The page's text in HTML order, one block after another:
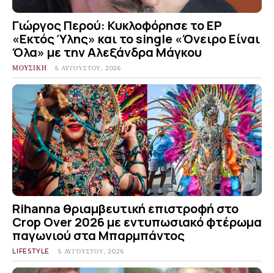
Γιώργος Περού: Κυκλοφόρησε το EP
«Εκτός Ύλης» και το single «Όνειρο Είναι
Όλα» με την Αλεξάνδρα Μάγκου
ΜΟΥΣΙΚΗ 5 ΑΥΓΟΎΣΤΟΥ, 2026
Rihanna θριαμβευτική επιστροφή στο
Crop Over 2026 με εντυπωσιακό φτέρωμα
παγωνιού στα Μπαρμπάντος
LIFESTYLE 5 ΑΥΓΟΎΣΤΟΥ, 2026